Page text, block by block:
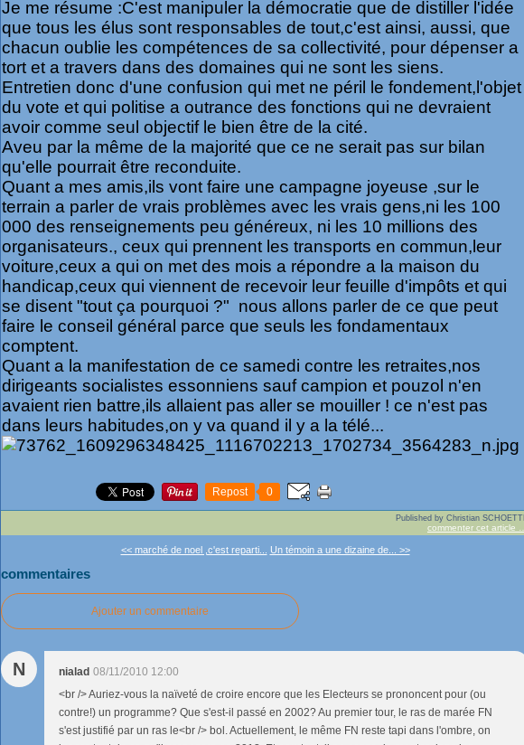
Je me résume :C'est manipuler la démocratie que de distiller l'idée
que tous les élus sont responsables de tout,c'est ainsi, aussi, que
chacun oublie les compétences de sa collectivité, pour dépenser a
tort et a travers dans des domaines qui ne sont les siens.
Entretien donc d'une confusion qui met ne péril le fondement,l'objet
du vote et qui politise a outrance des fonctions qui ne devraient
avoir comme seul objectif le bien être de la cité.
Aveu par la même de la majorité que ce ne serait pas sur bilan
qu'elle pourrait être reconduite.
Quant a mes amis,ils vont faire une campagne joyeuse ,sur le
terrain a parler de vrais problèmes avec les vrais gens,ni les 100
000 des renseignements peu généreux, ni les 10 millions des
organisateurs., ceux qui prennent les transports en commun,leur
voiture,ceux a qui on met des mois a répondre a la maison du
handicap,ceux qui viennent de recevoir leur feuille d'impôts et qui
se disent "tout ça pourquoi ?" nous allons parler de ce que peut
faire le conseil général parce que seuls les fondamentaux
comptent.
Quant a la manifestation de ce samedi contre les retraites,nos
dirigeants socialistes essonniens sauf campion et pouzol n'en
avaient rien battre,ils allaient pas aller se mouiller ! ce n'est pas
dans leurs habitudes,on y va quand il y a la télé...
Repost 0
Published by Christian SCHOETTL
commenter cet article
<< marché de noel ,c'est reparti... Un témoin a une dizaine de... >>
commentaires
Ajouter un commentaire
N nialad 08/11/2010 12:00
<br /> Auriez-vous la naïveté de croire encore que les Electeurs se prononcent pour (ou
contre!) un programme? Que s'est-il passé en 2002? Au premier tour, le ras de marée FN
s'est justifié par un ras le<br /> bol. Actuellement, le même FN reste tapi dans l'ombre, on